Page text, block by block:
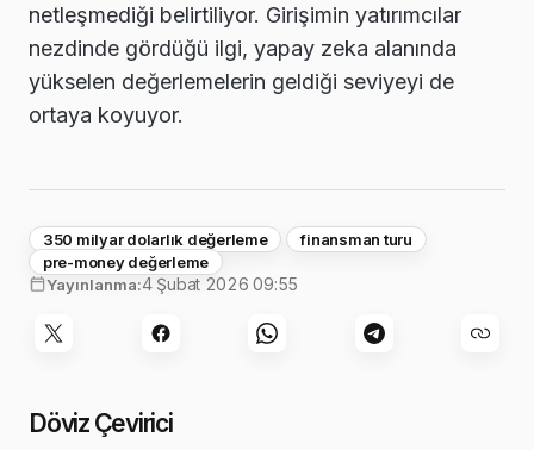
netleşmediği belirtiliyor. Girişimin yatırımcılar
nezdinde gördüğü ilgi, yapay zeka alanında
yükselen değerlemelerin geldiği seviyeyi de
ortaya koyuyor.
350 milyar dolarlık değerleme
finansman turu
pre-money değerleme
Yayınlanma:4 Şubat 2026 09:55
Döviz Çevirici